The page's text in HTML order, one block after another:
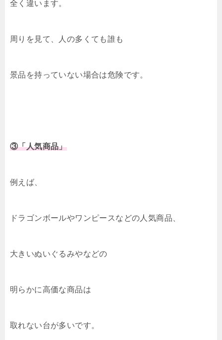
全く違います。
周りを見て、人の多くても誰も
景品を持っていない場合は危険です。
③「人気商品」
例えば、
ドラゴンボールやワンピースなどの人気商品、
大きいぬいぐるみやなどの
明らかに高価な商品は
取れない台が多いです。